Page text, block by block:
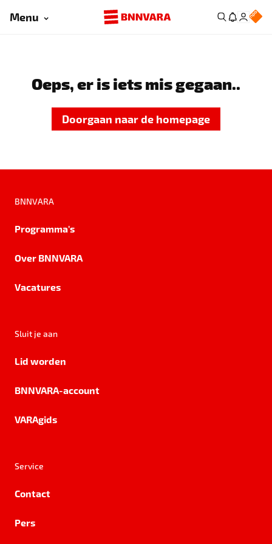
Menu
Oeps, er is iets mis gegaan..
Doorgaan naar de homepage
BNNVARA
Programma's
Over BNNVARA
Vacatures
Sluit je aan
Lid worden
BNNVARA-account
VARAgids
Service
Contact
Pers